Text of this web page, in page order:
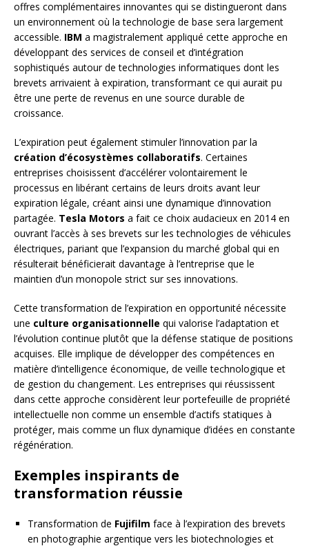
offres complémentaires innovantes qui se distingueront dans
un environnement où la technologie de base sera largement
accessible. IBM a magistralement appliqué cette approche en
développant des services de conseil et d’intégration
sophistiqués autour de technologies informatiques dont les
brevets arrivaient à expiration, transformant ce qui aurait pu
être une perte de revenus en une source durable de
croissance.
L’expiration peut également stimuler l’innovation par la
création d’écosystèmes collaboratifs. Certaines
entreprises choisissent d’accélérer volontairement le
processus en libérant certains de leurs droits avant leur
expiration légale, créant ainsi une dynamique d’innovation
partagée. Tesla Motors a fait ce choix audacieux en 2014 en
ouvrant l’accès à ses brevets sur les technologies de véhicules
électriques, pariant que l’expansion du marché global qui en
résulterait bénéficierait davantage à l’entreprise que le
maintien d’un monopole strict sur ses innovations.
Cette transformation de l’expiration en opportunité nécessite
une culture organisationnelle qui valorise l’adaptation et
l’évolution continue plutôt que la défense statique de positions
acquises. Elle implique de développer des compétences en
matière d’intelligence économique, de veille technologique et
de gestion du changement. Les entreprises qui réussissent
dans cette approche considèrent leur portefeuille de propriété
intellectuelle non comme un ensemble d’actifs statiques à
protéger, mais comme un flux dynamique d’idées en constante
régénération.
Exemples inspirants de
transformation réussie
Transformation de Fujifilm face à l’expiration des brevets
en photographie argentique vers les biotechnologies et